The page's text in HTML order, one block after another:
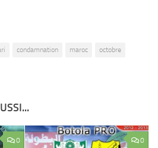
condamnation maroc
octobre
0 0